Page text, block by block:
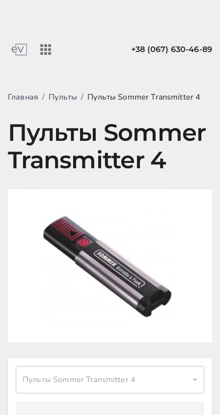
+38 (067) 630-46-89
Главная / Пульты / Пульты Sommer Transmitter 4
Пульты Sommer
Transmitter 4
Пульты Sommer Transmitter 4